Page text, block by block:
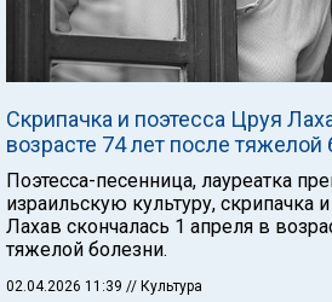
Скрипачка и поэтесса Цруя
возрасте 74 лет после тяжелой
Поэтесса-песенница, лауреатка
израильскую культуру, скрипачка
Лахав скончалась 1 апреля в
тяжелой болезни.
02.04.2026 11:39 // Культура